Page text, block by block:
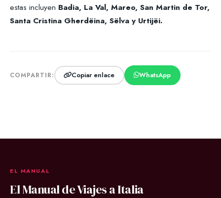
estas incluyen Badia, La Val, Mareo, San Martin de Tor,
Santa Cristina Gherdëina, Sëlva y Urtijëi.
COMPARTIR: Copiar enlace WhatsApp
EL MANUAL
El Manual de Viajes a Italia